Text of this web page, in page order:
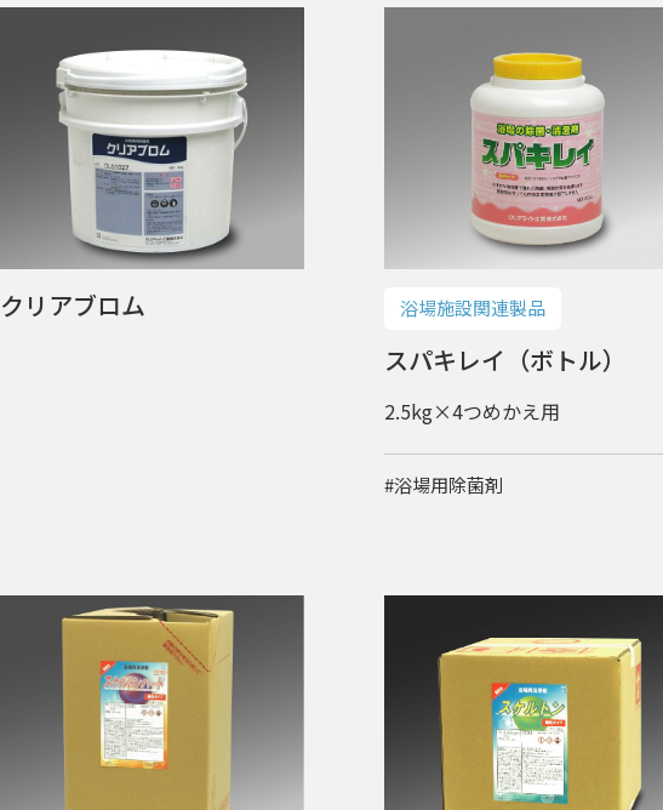
クリアブロム 浴場施設関連製品
スパキレイ（ボトル）
2.5kg×4つめかえ用
#浴場用除菌剤